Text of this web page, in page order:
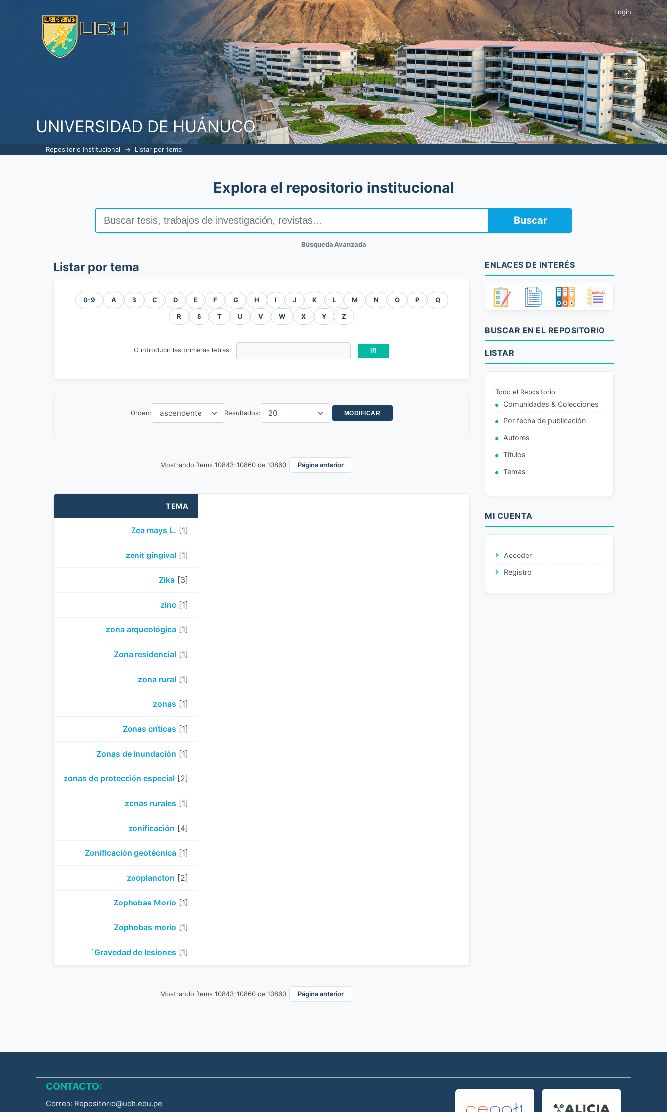
UNIVERSIDAD DE HUÁNUCO
Login
Repositorio Institucional → Listar por tema
Explora el repositorio institucional
Buscar
Búsqueda Avanzada
Listar por tema
0-9 A B C D E F G H I J K L M N O P Q
R S T U V W X Y Z
O introducir las primeras letras:
Orden: Resultados:
Mostrando ítems 10843-10860 de 10860 Página anterior
TEMA
Zea mays L. [1]
zenit gingival [1]
Zika [3]
zinc [1]
zona arqueológica [1]
Zona residencial [1]
zona rural [1]
zonas [1]
Zonas críticas [1]
Zonas de inundación [1]
zonas de protección especial [2]
zonas rurales [1]
zonificación [4]
Zonificación geotécnica [1]
zooplancton [2]
Zophobas Morio [1]
Zophobas morio [1]
´Gravedad de lesiones [1]
Mostrando ítems 10843-10860 de 10860 Página anterior
ENLACES DE INTERÉS
BUSCAR EN EL REPOSITORIO
LISTAR
Todo el Repositorio
Comunidades & Colecciones
Por fecha de publicación
Autores
Títulos
Temas
MI CUENTA
Acceder
Registro
CONTACTO:
Correo: Repositorio@udh.edu.pe